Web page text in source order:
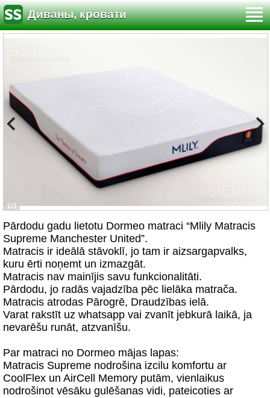
Диваны, кровати
1/3
Pārdodu gadu lietotu Dormeo matraci “Mlily Matracis
Supreme Manchester United”.
Matracis ir ideālā stāvoklī, jo tam ir aizsargapvalks,
kuru ērti noņemt un izmazgāt.
Matracis nav mainījis savu funkcionalitāti.
Pārdodu, jo radās vajadzība pēc lielāka matrača.
Matracis atrodas Pārogrē, Draudzības ielā.
Varat rakstīt uz whatsapp vai zvanīt jebkurā laikā, ja
nevarēšu runāt, atzvanīšu.
Par matraci no Dormeo mājas lapas:
Matracis Supreme nodrošina izcilu komfortu ar
CoolFlex un AirCell Memory putām, vienlaikus
nodrošinot vēsāku gulēšanas vidi, pateicoties ar